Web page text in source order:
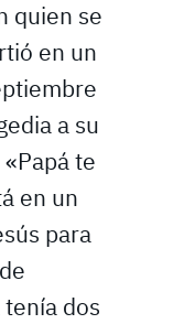
quien se
en un
a su
te
en un
para
dos